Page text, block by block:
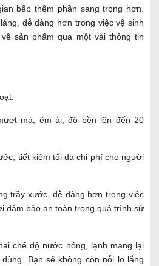
bếp thêm phần sang trọng hơn.
dễ dàng hơn trong việc vệ sinh
sản phẩm qua một vài thông tin
mà, êm ái, độ bền lên đến 20
tiết kiệm tối đa chi phí cho người
trầy xước, dễ dàng hơn trong việc
đảm bảo an toàn trong quá trình sử
chế độ nước nóng, lạnh mang lại
Bạn sẽ không còn nỗi lo lắng